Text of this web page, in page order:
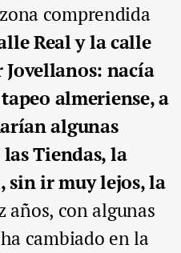
comprendida
Real y la calle
nacía
almeriense, a
algunas
Tiendas, la
sin ir muy lejos, la
años, con algunas
cambiado en la